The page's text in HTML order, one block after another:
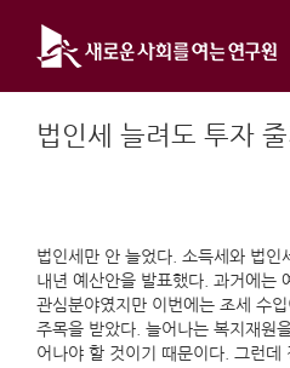
content
법인세 늘려도 투자
법인세만 안 늘었다. 소득세와 법
내년 예산안을 발표했다. 과거에는
관심분야였지만 이번에는 조세 수
주목을 받았다. 늘어나는 복지재원
어나야 할 것이기 때문이다. 그런